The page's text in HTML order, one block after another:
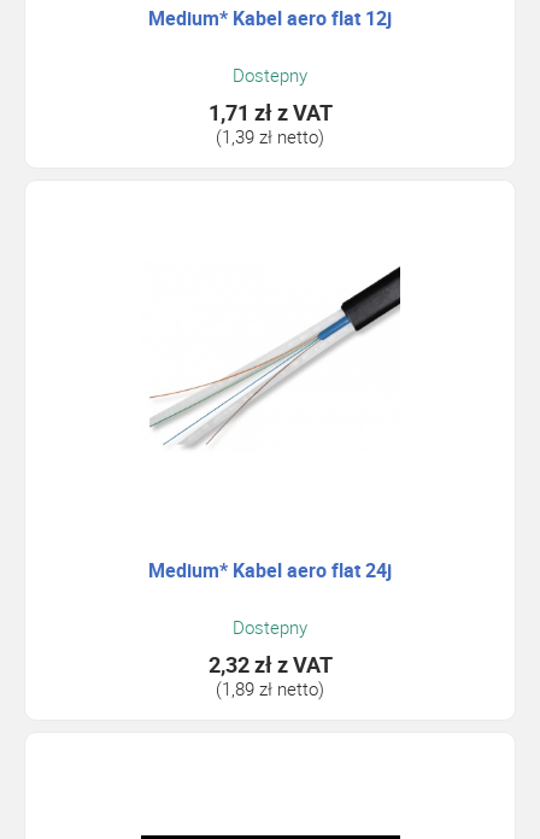
Medium* Kabel aero flat 12j
Dostepny
1,71 złz VAT
(1,39 zł netto)
Medium* Kabel aero flat 24j
Dostepny
2,32 złz VAT
(1,89 zł netto)